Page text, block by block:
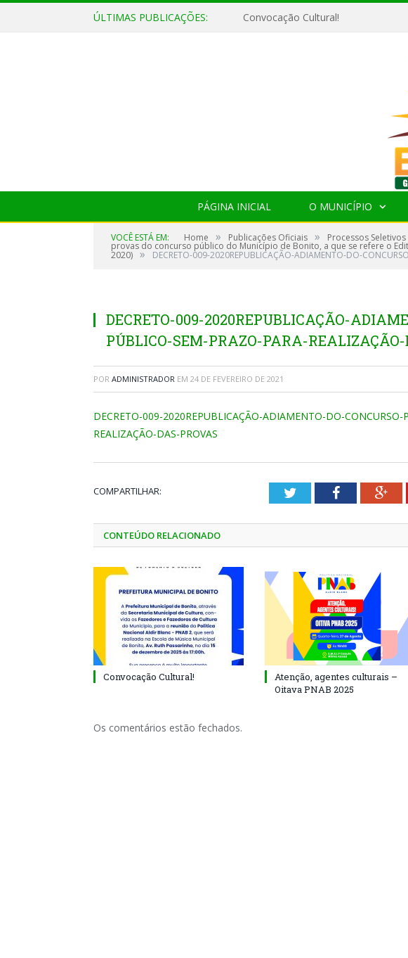
ÚLTIMAS PUBLICAÇÕES: Convocação Cultural!
PÁGINA INICIAL O MUNICÍPIO
VOCÊ ESTÁ EM: Home » Publicações Oficiais » Processos Seletivos
provas do concurso público do Município de Bonito, a que se refere o
2020) » DECRETO-009-2020REPUBLICAÇÃO-ADIAMENTO-DO-
DECRETO-009-2020REPUBLICAÇÃO-
PÚBLICO-SEM-PRAZO-PARA-REALIZAÇÃO-
POR ADMINISTRADOR EM 24 DE FEVEREIRO DE 2021
DECRETO-009-2020REPUBLICAÇÃO-ADIAMENTO-DO-CONCURSO-
REALIZAÇÃO-DAS-PROVAS
COMPARTILHAR: TwitterFacebook
CONTEÚDO RELACIONADO
Convocação Cultural!
Atenção, agentes culturais –
Oitava PNAB 2025
Os comentários estão fechados.